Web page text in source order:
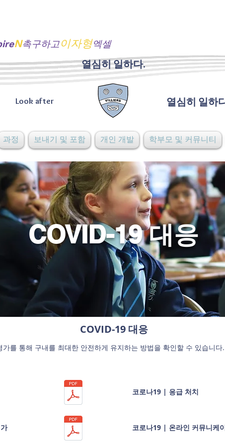
N촉구하고이자형엑셀
열심히 일하
Look after
열심히 일하다.
과정 보내기 및 포함 개인 개발 학부모 및 커뮤니티
COVID-19 대응
COVID-19 대응
를 통해 구내를 최대한 안전하게 유지하는 방법을 확인할 수 있습니다.
코로나19 | 응급 처치
코로나19 | 온라인 커뮤니케